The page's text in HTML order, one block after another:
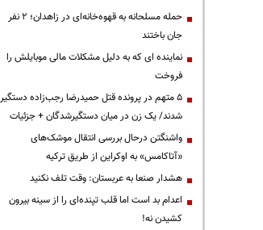
حمله مسلحانه به قهوه‌خانه‌ای در زاهدان؛ ۲ نفر
جان باختند
نماینده ای که به دلیل مشکلات مالی موبایلش را
فروخت
۵ متهم در پرونده قتل حمیدرضا رجب‌زاده دستگیر
شدند/ یک زن در میان دستگیرشدگان + جزئیات
واشنگتن درحال بررسی انتقال موشک‌های
«آتاکامس» به اوکراین از طریق ترکیه
هشدار صنعا به عربستان: وقت تلف نکنید
اعدام بد است اما قلب تپنده‌ای را از سینه بیرون
کشیدن نه!